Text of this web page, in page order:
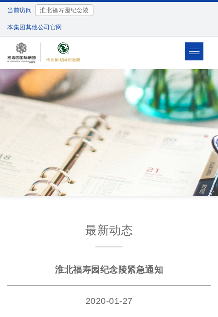
当前访问: 淮北福寿园纪念陵
本集团其他公司官网
Toggle
最新动态
淮北福寿园纪念陵紧急通知
2020-01-27